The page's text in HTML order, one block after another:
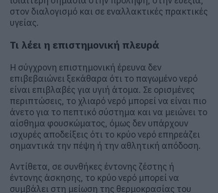
στον διαλογισμό και σε εναλλακτικές πρακτικές
υγείας.
Τι λέει η επιστημονική πλευρά
Η σύγχρονη επιστημονική έρευνα δεν
επιβεβαιώνει ξεκάθαρα ότι το παγωμένο νερό
είναι επιβλαβές για υγιή άτομα. Σε ορισμένες
περιπτώσεις, το χλιαρό νερό μπορεί να είναι πιο
άνετο για το πεπτικό σύστημα και να μειώνει το
αίσθημα φουσκώματος, όμως δεν υπάρχουν
ισχυρές αποδείξεις ότι το κρύο νερό επηρεάζει
σημαντικά την πέψη ή την αθλητική απόδοση.
Αντίθετα, σε συνθήκες έντονης ζέστης ή
έντονης άσκησης, το κρύο νερό μπορεί να
συμβάλει στη μείωση της θερμοκρασίας του